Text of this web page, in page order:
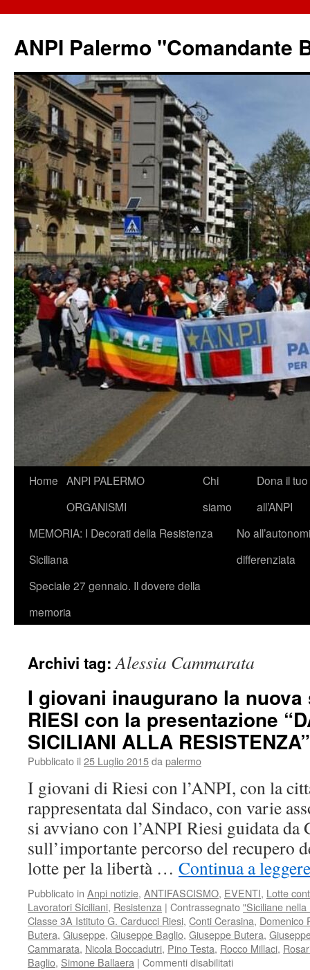
ANPI Palermo "Comandante
Vai
contenuto
Home ANPI PALERMO
ORGANISMI
Chi
siamo
Dona il
all’ANPI
MEMORIA: I Decorati della Resistenza
Siciliana
No
differenziata
Speciale 27 gennaio. Il dovere della
memoria
Archivi tag:Alessia Cammarata
I giovani inaugurano la nuova
RIESI con la presentazione
SICILIANI ALLA RESISTENZA”
Pubblicato il 25 Luglio 2015da palermo
I giovani di Riesi con l’ANPI, con la
rappresentata dal Sindaco, con varie
si avviano con l’ANPI Riesi guidata da
sull’importante percorso del recupero
lotte per la libertà … Continua a leggere
Pubblicato in Anpi notizie, ANTIFASCISMO, EVENTI, Lotte
Lavoratori Siciliani, Resistenza | Contrassegnato"Siciliane nella
Classe 3A Istituto G. Carducci Riesi, Conti Cerasina, Domenico
Butera, Giuseppe, Giuseppe Baglio, Giuseppe Butera,
Cammarata, Nicola Boccadutri, Pino Testa, Rocco Millaci,
Baglio, Simone Ballaera | Commenti disabilitatisu